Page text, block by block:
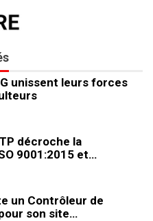
unissent leurs forces
décroche la
9001:2015 et…
un Contrôleur de
son site…